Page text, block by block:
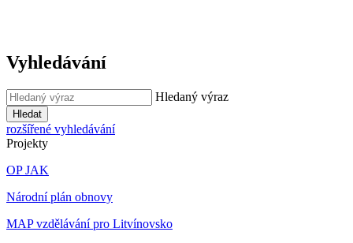
Vyhledávání
Hledaný výraz
Hledat
rozšířené vyhledávání
Projekty
OP JAK
Národní plán obnovy
MAP vzdělávání pro Litvínovsko